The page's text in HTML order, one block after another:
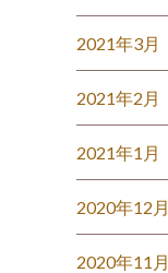
2021年3月
2021年2月
2021年1月
2020年12月
2020年11月